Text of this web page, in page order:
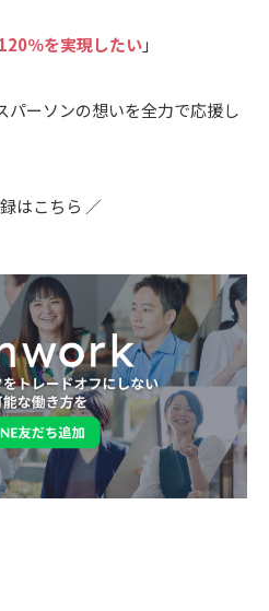
％を実現したい」
パーソンの想いを全力で応援し
はこちら ／